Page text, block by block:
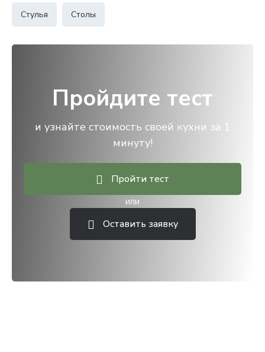
Стулья Столы
Пройдите тест
и узнайте стоимость своей кухни за 1
минуту!
Пройти тест
или
Оставить заявку